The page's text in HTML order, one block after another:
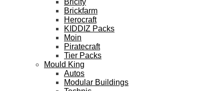
Bricity
Brickfarm
Herocraft
KIDDIZ Packs
Moin
Piratecraft
Tier Packs
Mould King
Autos
Modular Buildings